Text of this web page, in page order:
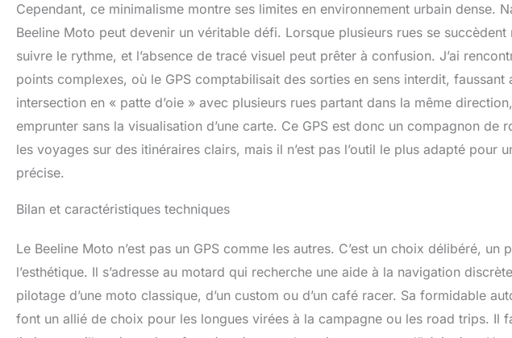
Cependant, ce minimalisme montre ses limites en environnement urbain dense.
Beeline Moto peut devenir un véritable défi. Lorsque plusieurs rues se
suivre le rythme, et l’absence de tracé visuel peut prêter à confusion. J’ai
points complexes, où le GPS comptabilisait des sorties en sens interdit, faussant
intersection en « patte d’oie » avec plusieurs rues partant dans la même
emprunter sans la visualisation d’une carte. Ce GPS est donc un compagnon de
les voyages sur des itinéraires clairs, mais il n’est pas l’outil le plus adapté pour
précise.
Bilan et caractéristiques techniques
Le Beeline Moto n’est pas un GPS comme les autres. C’est un choix délibéré,
l’esthétique. Il s’adresse au motard qui recherche une aide à la navigation
pilotage d’une moto classique, d’un custom ou d’un café racer. Sa formidable
font un allié de choix pour les longues virées à la campagne ou les road trips. Il